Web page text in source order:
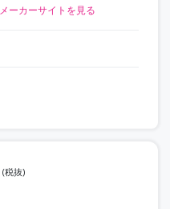
メーカーサイトを見る
(税抜)